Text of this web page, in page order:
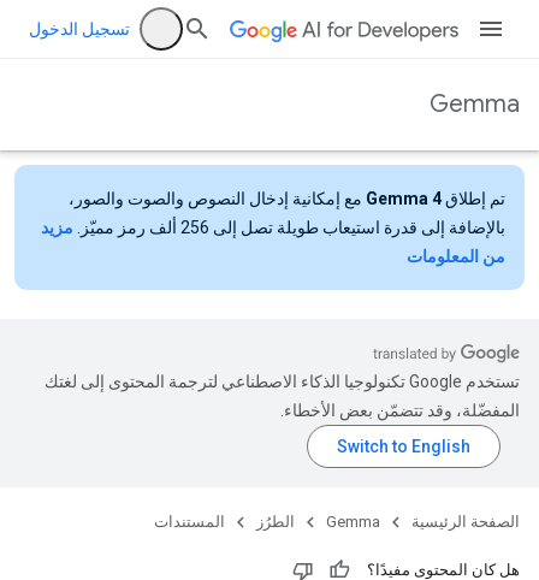
تسجيل الدخول
Gemma
تم إطلاق Gemma 4 مع إمكانية إدخال النصوص والصوت والصور،
بالإضافة إلى قدرة استيعاب طويلة تصل إلى 256 ألف رمز مميّز.
مزيد
من المعلومات
تستخدم Google تكنولوجيا الذكاء الاصطناعي لترجمة المحتوى إلى لغتك
المفضّلة، وقد تتضمّن بعض الأخطاء.
الصفحة الرئيسية Gemma الطرُز المستندات
هل كان المحتوى مفيدًا؟